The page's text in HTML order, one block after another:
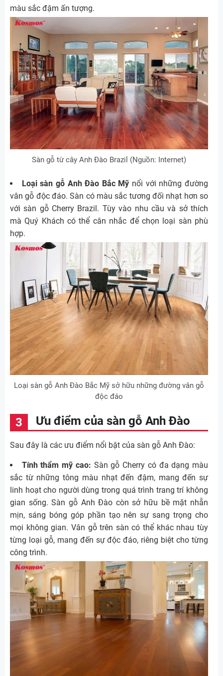
màu sắc đậm ấn tượng.
Sàn gỗ từ cây Anh Đào Brazil (Nguồn: Internet)
Loại sàn gỗ Anh Đào Bắc Mỹ nổi với những đường
vân gỗ độc đáo. Sàn có màu sắc tương đối nhạt hơn so
với sàn gỗ Cherry Brazil. Tùy vào nhu cầu và sở thích
mà Quý Khách có thể cân nhắc để chọn loại sàn phù
hợp.
Loại sàn gỗ Anh Đào Bắc Mỹ sở hữu những đường vân gỗ
độc đáo
Ưu điểm của sàn gỗ Anh Đào
Sau đây là các ưu điểm nổi bật của sàn gỗ Anh Đào:
Tính thẩm mỹ cao: Sàn gỗ Cherry có đa dạng màu
sắc từ những tông màu nhạt đến đậm, mang đến sự
linh hoạt cho người dùng trong quá trình trang trí không
gian sống. Sàn gỗ Anh Đào còn sở hữu bề mặt nhẵn
mịn, sáng bóng góp phần tạo nên sự sang trọng cho
mọi không gian. Vân gỗ trên sàn có thể khác nhau tùy
từng loại gỗ, mang đến sự độc đáo, riêng biệt cho từng
công trình.